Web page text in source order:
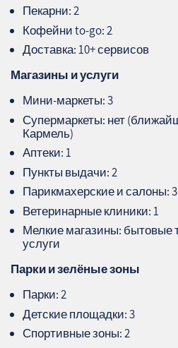
Пекарни: 2
Кофейни to‑go: 2
Доставка: 10+ сервисов
Магазины и услуги
Мини‑маркеты: 3
Супермаркеты: нет
Кармель)
Аптеки: 1
Пункты выдачи: 2
Парикмахерские и салоны: 3
Ветеринарные клиники: 1
Мелкие магазины: бытовые
услуги
Парки и зелёные зоны
Парки: 2
Детские площадки: 3
Спортивные зоны: 2